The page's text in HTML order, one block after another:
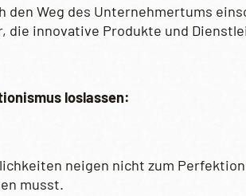
den Weg des Unternehmertums
die innovative Produkte und
loslassen:
neigen nicht zum
musst.